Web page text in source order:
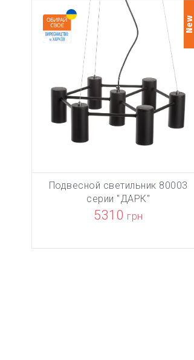
New
В КОРЗИНУ
Подвесной светильник 80003
серии "ДАРК"
5310 грн